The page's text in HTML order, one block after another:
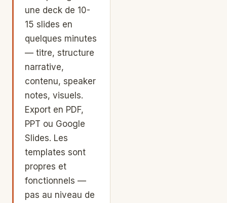
une deck de 10-
15 slides en
quelques minutes
— titre, structure
narrative,
contenu, speaker
notes, visuels.
Export en PDF,
PPT ou Google
Slides. Les
templates sont
propres et
fonctionnels —
pas au niveau de